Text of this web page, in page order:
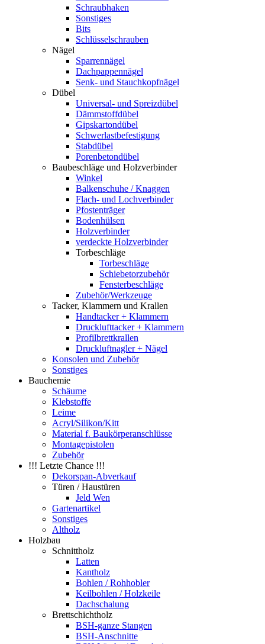
Schraubhaken
Sonstiges
Bits
Schlüsselschrauben
Nägel
Sparrennägel
Dachpappennägel
Senk- und Stauchkopfnägel
Dübel
Universal- und Spreizdübel
Dämmstoffdübel
Gipskartondübel
Schwerlastbefestigung
Stabdübel
Porenbetondübel
Baubeschläge und Holzverbinder
Winkel
Balkenschuhe / Knaggen
Flach- und Lochverbinder
Pfostenträger
Bodenhülsen
Holzverbinder
verdeckte Holzverbinder
Torbeschläge
Torbeschläge
Schiebetorzubehör
Fensterbeschläge
Zubehör/Werkzeuge
Tacker, Klammern und Krallen
Handtacker + Klammern
Drucklufttacker + Klammern
Profilbrettkrallen
Druckluftnagler + Nägel
Konsolen und Zubehör
Sonstiges
Bauchemie
Schäume
Klebstoffe
Leime
Acryl/Silikon/Kitt
Material f. Baukörperanschlüsse
Montagepistolen
Zubehör
!!! Letzte Chance !!!
Dekorspan-Abverkauf
Türen / Haustüren
Jeld Wen
Gartenartikel
Sonstiges
Altholz
Holzbau
Schnittholz
Latten
Kantholz
Bohlen / Rohhobler
Keilbohlen / Holzkeile
Dachschalung
Brettschichtholz
BSH-ganze Stangen
BSH-Anschnitte